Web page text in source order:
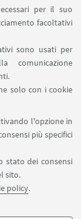
per il suo
facoltativi
sono usati per
comunicazione
solo con i cookie
l'opzione in
più specifici
stato dei consensi
sito.
policy.